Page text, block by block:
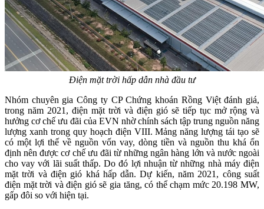
Điện mặt trời hấp dẫn nhà đầu tư
Nhóm chuyên gia Công ty CP Chứng khoán Rồng Việt đánh giá,
trong năm 2021, điện mặt trời và điện gió sẽ tiếp tục mở rộng và
hưởng cơ chế ưu đãi của EVN nhờ chính sách tập trung nguồn năng
lượng xanh trong quy hoạch điện VIII. Mảng năng lượng tái tạo sẽ
có một lợi thế về nguồn vốn vay, dòng tiền và nguồn thu khá ổn
định nên được cơ chế ưu đãi từ những ngân hàng lớn và nước ngoài
cho vay với lãi suất thấp. Do đó lợi nhuận từ những nhà máy điện
mặt trời và điện gió khá hấp dẫn. Dự kiến, năm 2021, công suất
điện mặt trời và điện gió sẽ gia tăng, có thể chạm mức 20.198 MW,
gấp đôi so với hiện tại.